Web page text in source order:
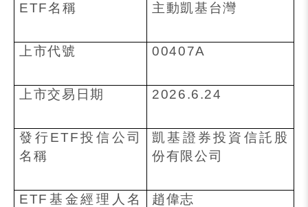
ETF名稱 主動凱基台灣
上市代號 00407A
上市交易日期 2026.6.24
發行ETF投信公司
名稱
凱基證券投資信託股
份有限公司
ETF 基金經理人名
趙偉志